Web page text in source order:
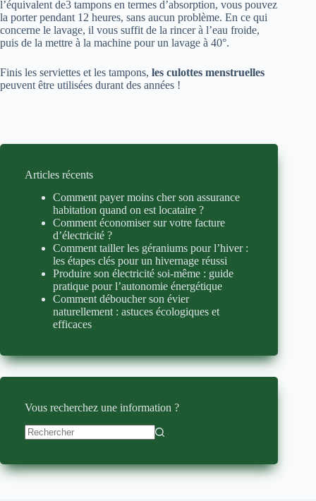
l’équivalent de3 tampons en termes d’absorption, vous pouvez
la porter pendant 12 heures, sans aucun problème. En ce qui
concerne le lavage, il vous suffit de la rincer à l’eau froide,
puis de la mettre à la machine pour un lavage à 40°.
Finis les serviettes et les tampons, les culottes menstruelles
peuvent être utilisées durant des années !
Articles récents
Comment payer moins cher son assurance
habitation quand on est locataire ?
Comment économiser sur votre facture
d’électricité ?
Comment tailler les géraniums pour l’hiver :
les étapes clés pour un hivernage réussi
Produire son électricité soi-même : guide
pratique pour l’autonomie énergétique
Comment déboucher son évier
naturellement : astuces écologiques et
efficaces
Vous recherchez une information ?